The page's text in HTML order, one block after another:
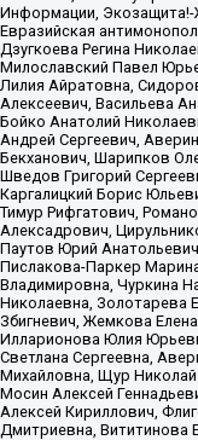
Информации,
Евразийская
Дзугкоева Регина
Милославский Павел
Лилия Айратовна,
Алексеевич, Васильева
Бойко Анатолий
Андрей Сергеевич,
Бекханович, Шарипков
Шведов Григорий
Каргалицкий Борис
Тимур Рифгатович,
Алексадрович,
Паутов Юрий
Пислакова-Паркер
Владимировна, Чуркина
Николаевна, Золотарева
Збигневич, Жемкова
Илларионова Юлия
Светлана Сергеевна,
Михайловна, Щур
Мосин Алексей
Алексей Кириллович,
Дмитриевна, Вититинова